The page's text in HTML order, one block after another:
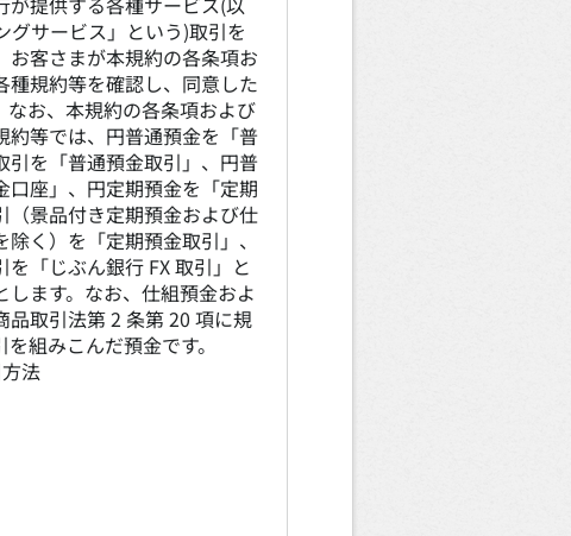
グサービス」という)取引を
お客さまが本規約の各条項お
種規約等を確認し、同意した
なお、本規約の各条項および
約等では、円普通預金を「普
引を「普通預金取引」、円普
口座」、円定期預金を「定期
（景品付き定期預金および仕
く）を「定期預金取引」、
「じぶん銀行 FX 取引」と
ます。なお、仕組預金およ
品取引法第 2 条第 20 項に規
組みこんだ預金です。
法